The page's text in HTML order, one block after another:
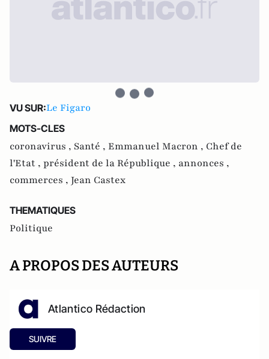
VU SUR:Le Figaro
MOTS-CLES
coronavirus , Santé , Emmanuel Macron , Chef de
l'Etat , président de la République , annonces ,
commerces , Jean Castex
THEMATIQUES
Politique
A PROPOS DES AUTEURS
Atlantico Rédaction
SUIVRE